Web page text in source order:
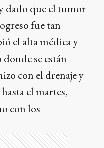
dado que el tumor
fue tan
el alta médica y
se están
con el drenaje y
el martes,
con los